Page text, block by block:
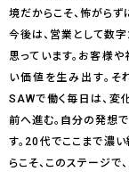
境だからこそ、怖がらず
今後は、営業として数
思っています。お客様
い価値を生み出す。
SAWで働く毎日は、変
前へ進む。自分の発想
す。20代でここまで濃
らこそ、このステージで